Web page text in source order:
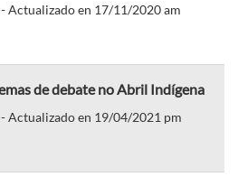
Actualizado en 17/11/2020 am
de debate no Abril Indígena
Actualizado en 19/04/2021 pm